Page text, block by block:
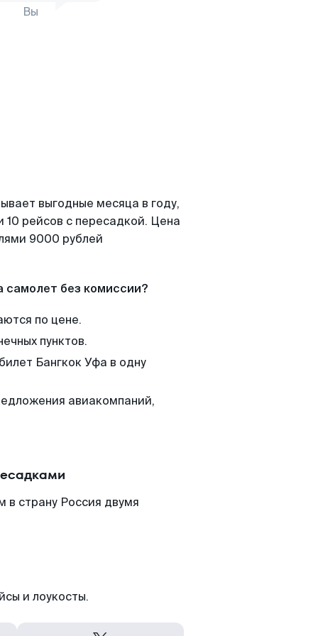
Вы
выгодные месяца в году,
рейсов с пересадкой. Цена
9000 рублей
самолет без комиссии?
по цене.
пунктов.
Бангкок Уфа в одну
авиакомпаний,
в страну Россия двумя
и лоукосты.